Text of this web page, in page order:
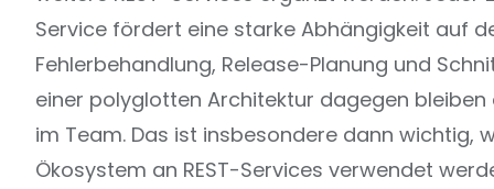
Service fördert eine starke Abhängigkeit auf
Fehlerbehandlung, Release-Planung und
einer polyglotten Architektur dagegen bleiben
im Team. Das ist insbesondere dann wichtig,
Ökosystem an REST-Services verwendet